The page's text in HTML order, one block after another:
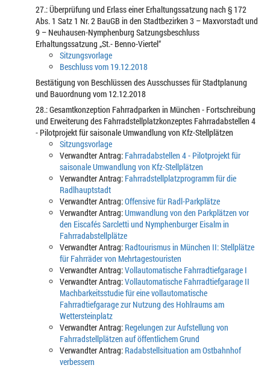
27.: Überprüfung und Erlass einer Erhaltungssatzung nach § 172
Abs. 1 Satz 1 Nr. 2 BauGB in den Stadtbezirken 3 – Maxvorstadt und
9 – Neuhausen-Nymphenburg Satzungsbeschluss
Erhaltungssatzung „St.- Benno-Viertel“
Sitzungsvorlage
Beschluss vom 19.12.2018
Bestätigung von Beschlüssen des Ausschusses für Stadtplanung
und Bauordnung vom 12.12.2018
28.: Gesamtkonzeption Fahrradparken in München - Fortschreibung
und Erweiterung des Fahrradstellplatzkonzeptes Fahrradabstellen 4
- Pilotprojekt für saisonale Umwandlung von Kfz-Stellplätzen
Sitzungsvorlage
Verwandter Antrag: Fahrradabstellen 4 - Pilotprojekt für
saisonale Umwandlung von Kfz-Stellplätzen
Verwandter Antrag: Fahrradstellplatzprogramm für die
Radlhauptstadt
Verwandter Antrag:Offensive für Radl-Parkplätze
Verwandter Antrag:Umwandlung von den Parkplätzen vor
den Eiscafés Sarcletti und Nymphenburger Eisalm in
Fahrradabstellplätze
Verwandter Antrag: Radtourismus in München II: Stellplätze
für Fahrräder von Mehrtagestouristen
Verwandter Antrag:Vollautomatische Fahrradtiefgarage I
Verwandter Antrag:Vollautomatische Fahrradtiefgarage II
Machbarkeitsstudie für eine vollautomatische
Fahrradtiefgarage zur Nutzung des Hohlraums am
Wettersteinplatz
Verwandter Antrag: Regelungen zur Aufstellung von
Fahrradstellplätzen auf öffentlichem Grund
Verwandter Antrag: Radabstellsituation am Ostbahnhof
verbessern